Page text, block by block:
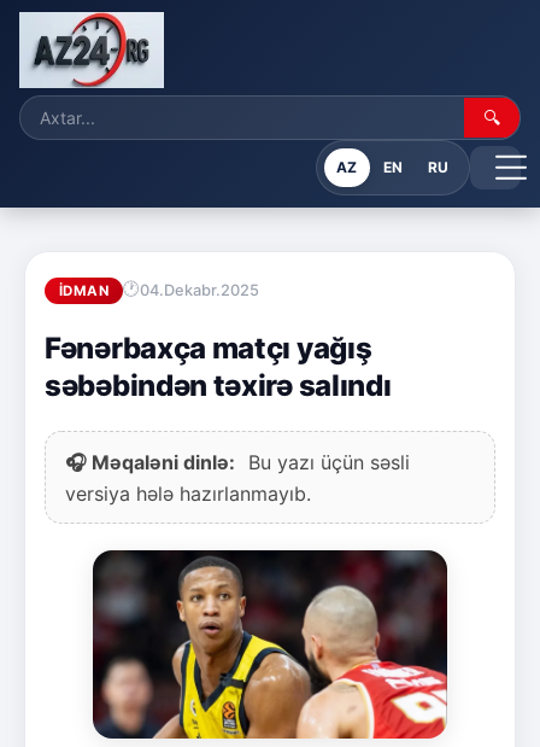
🔍
AZ EN RU
İDMAN 04.Dekabr.2025
Fənərbaxça matçı yağış
səbəbindən təxirə salındı
🎧 Məqaləni dinlə:
Bu yazı üçün səsli
versiya hələ hazırlanmayıb.